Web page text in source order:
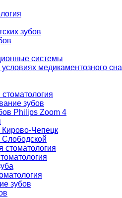
зубов
системы
медикаментозного сна
зубов
Philips Zoom 4
Кирово-Чепецк
Слободской
стоматология
зубов